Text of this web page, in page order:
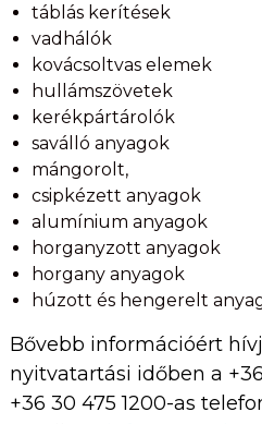
táblás kerítések
vadhálók
kovácsoltvas elemek
hullámszövetek
kerékpártárolók
saválló anyagok
mángorolt,
csipkézett anyagok
alumínium anyagok
horganyzott anyagok
horgany anyagok
húzott és hengerelt
Bővebb információért
nyitvatartási időben a
+36 30 475 1200-as